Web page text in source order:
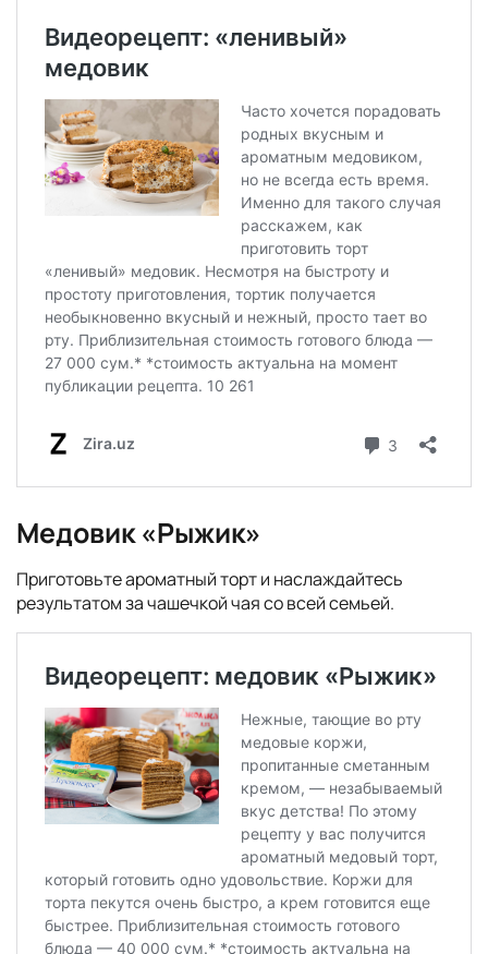
Медовик «Рыжик»
Приготовьте ароматный торт и наслаждайтесь
результатом за чашечкой чая со всей семьей.